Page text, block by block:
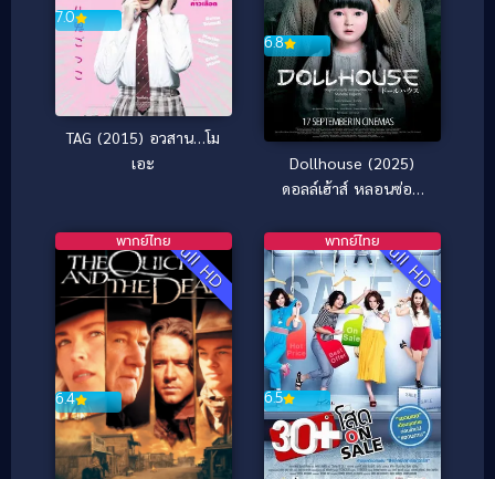
7.0
TAG (2015) อวสาน…โม
เอะ
6.8
Dollhouse (2025)
ดอลล์เฮ้าส์ หลอนซ่อน
Full HD
6.4
พากย์ไทย Full HD
6.5
พากย์ไทย